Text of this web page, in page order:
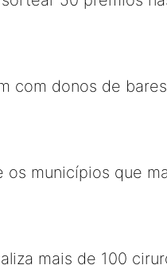
com donos de
os municípios que
mais de 100